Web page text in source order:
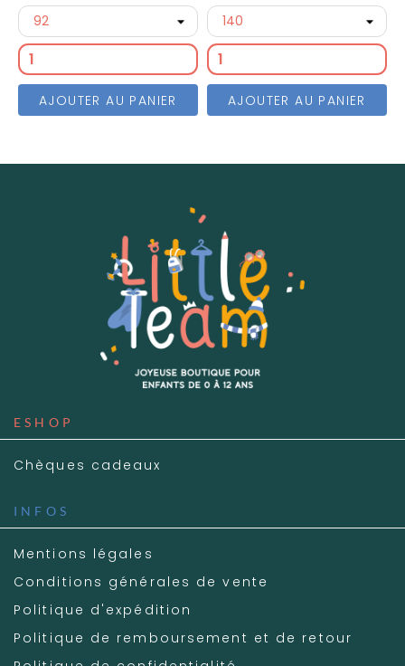
AJOUTER AU PANIER AJOUTER AU PANIER
ESHOP
Chèques cadeaux
INFOS
Mentions légales
Conditions générales de vente
Politique d'expédition
Politique de remboursement et de retour